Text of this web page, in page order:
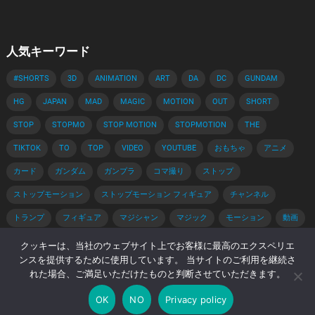
人気キーワード
#SHORTS 3D ANIMATION ART DA DC GUNDAM
HG JAPAN MAD MAGIC MOTION OUT SHORT
STOP STOPMO STOP MOTION STOPMOTION THE
TIKTOK TO TOP VIDEO YOUTUBE おもちゃ アニメ
カード ガンダム ガンプラ コマ撮り ストップ
ストップモーション ストップモーション フィギュア チャンネル
トランプ フィギュア マジシャン マジック モーション 動画
手品 手品 種明かし 種明かし 簡単 解説
© 2026 コマ撮りブログ -WordPress Video Theme
Privacy Policy 著作権・肖像権について
クッキーは、当社のウェブサイト上でお客様に最高のエクスペリエ
ンスを提供するために使用しています。 当サイトのご利用を継続さ
れた場合、ご満足いただけたものと判断させていただきます。
OK NO Privacy policy